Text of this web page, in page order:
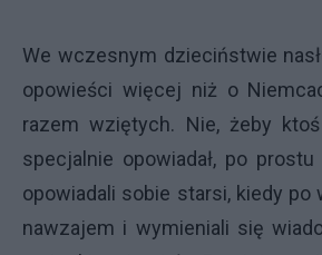
We wczesnym dzieciństwie
opowieści więcej niż o
razem wziętych. Nie, żeby
specjalnie opowiadał, po prostu
opowiadali sobie starsi, kiedy po
nawzajem i wymieniali się